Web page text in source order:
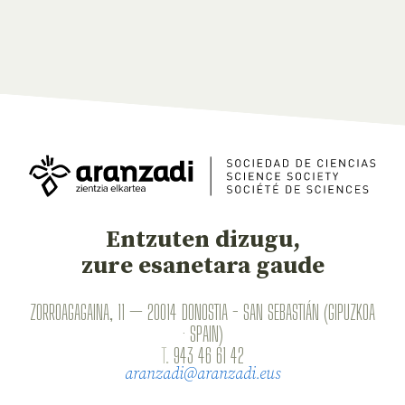
Entzuten dizugu,
zure esanetara gaude
ZORROAGAGAINA, 11 — 20014 DONOSTIA - SAN SEBASTIÁN (GIPUZKOA
· SPAIN)
T. 943 46 61 42
aranzadi@aranzadi.eus